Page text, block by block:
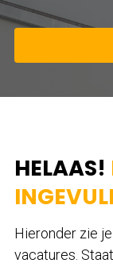
HELAAS!
Hieronder zie
vacatures.